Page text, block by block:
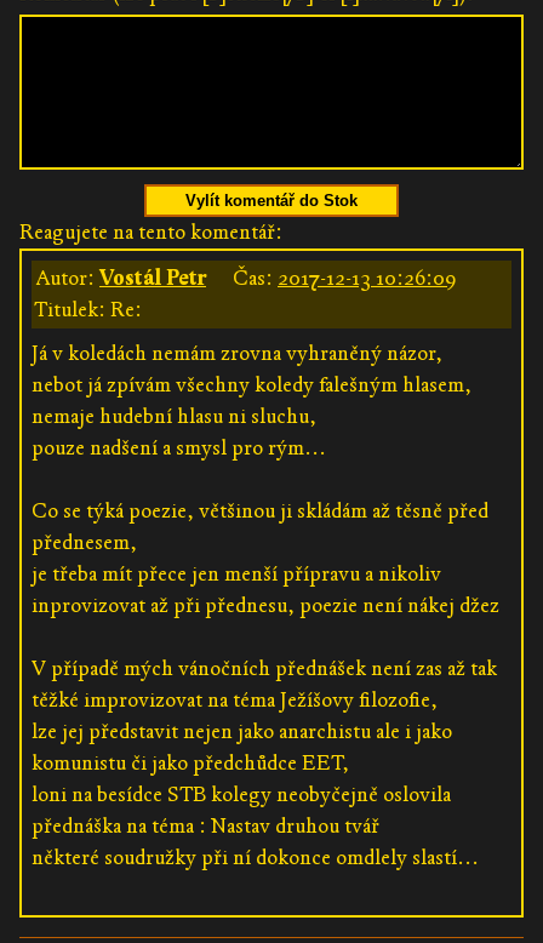
Vylít komentář do Stok
Reagujete na tento komentář:
Autor:Vostál Petr Čas: 2017-12-13 10:26:09
Titulek: Re:
Já v koledách nemám zrovna vyhraněný názor,
nebot já zpívám všechny koledy falešným hlasem,
nemaje hudební hlasu ni sluchu,
pouze nadšení a smysl pro rým...
Co se týká poezie, většinou ji skládám až těsně před
přednesem,
je třeba mít přece jen menší přípravu a nikoliv
inprovizovat až při přednesu, poezie není nákej džez
V případě mých vánočních přednášek není zas až tak
těžké improvizovat na téma Ježíšovy filozofie,
lze jej představit nejen jako anarchistu ale i jako
komunistu či jako předchůdce EET,
loni na besídce STB kolegy neobyčejně oslovila
přednáška na téma : Nastav druhou tvář
některé soudružky při ní dokonce omdlely slastí...